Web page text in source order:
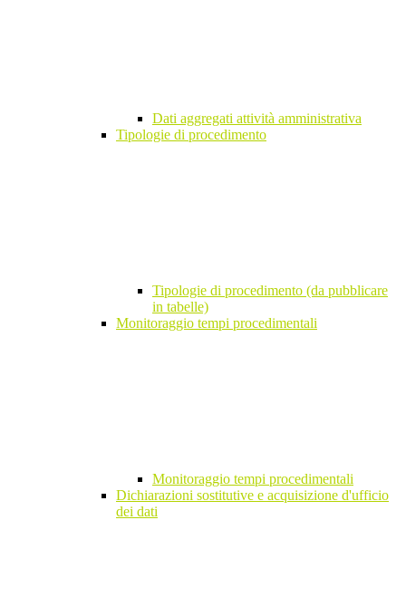
Dati aggregati attività amministrativa
Tipologie di procedimento
Tipologie di procedimento (da pubblicare
in tabelle)
Monitoraggio tempi procedimentali
Monitoraggio tempi procedimentali
Dichiarazioni sostitutive e acquisizione d'ufficio
dei dati